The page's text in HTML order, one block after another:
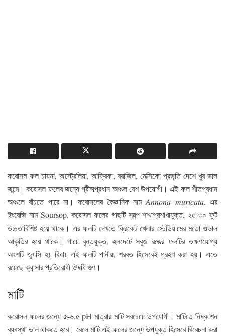
করোসল ফল চায়না, অস্ট্রেলিয়া, আফ্রিকা, ব্রাজিল, মেক্সিকো প্রভৃতি দেশে খুব ভাল
জন্মে। করোসল ফলের জন্যে গ্রীষ্মপ্রধান অঞ্চল বেশ উপযোগী। এই ফল শীতপ্রধান
অঞ্চলে বাঁচতে পারে না। করোসলের বৈজ্ঞানিক নামAnnona muricata. এর
ইংরেজি নাম Soursop. করোসল ফলের গাছটি স্বল্প শাখাপ্রশাখাযুক্ত, ২৫-৩০ ফুট
উচ্চতাবিশিষ্ট হয়ে থাকে। এর ফলটি দেখতে ক্রিকেট খেলার স্টেডিয়ামের মতো ওভাল
আকৃতির হয়ে থাকে। গায়ে বৃন্তযুক্ত, হলদেটে সবুজ রঙের ফলটির ভক্ষণযোগ্য
অংশটি জ্যুসি হয় বিধায় এই ফলটি পানীয়, শরবত হিসেবেই গ্রহণ করা হয়। এতে
রয়েছে ক্যান্সার প্রতিরোধী ঔষধি গুণ।
মাটি
করোসল ফলের জন্যে ৫-৬.৫ pH মাত্রার মাটি সবচেয়ে উপযোগী। মাটিতে নিষ্কাশন
ব্যবস্থা ভাল থাকতে হবে। বেলে মাটি এই ফলের জন্যে উপযুক্ত হিসেবে বিবেচনা করা